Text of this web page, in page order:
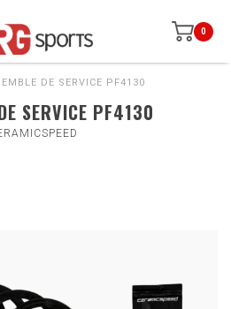
0
DE SERVICE PF4130
SERVICE PF4130